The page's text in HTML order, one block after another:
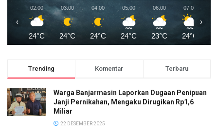
02:00
24°C
03:00
24°C
04:00
24°C
05:00
24°C
06:00
23°C
07:00
24°C
‹ ›
Trending Komentar Terbaru
Warga Banjarmasin Laporkan Dugaan Penipuan
Janji Pernikahan, Mengaku Dirugikan Rp1,6
Miliar
22 DESEMBER 2025